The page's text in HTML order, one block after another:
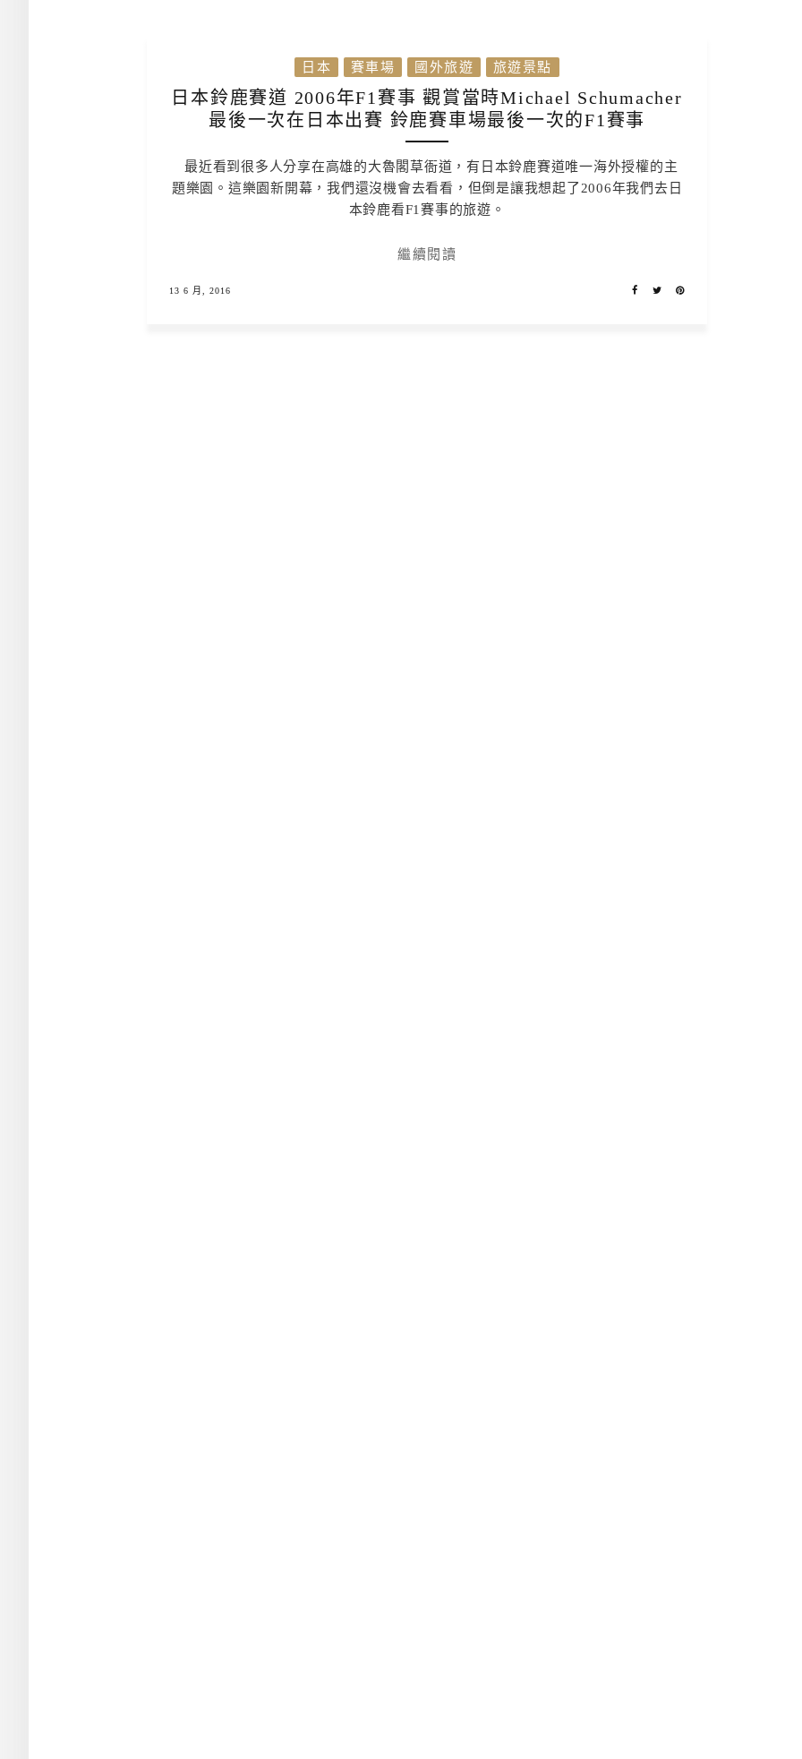
日本 賽車場 國外旅遊 旅遊景點
日本鈴鹿賽道 2006年F1賽事 觀賞當時Michael Schumacher
最後一次在日本出賽 鈴鹿賽車場最後一次的F1賽事
最近看到很多人分享在高雄的大魯閣草衙道，有日本鈴鹿賽道唯一海外授權的主
題樂園。這樂園新開幕，我們還沒機會去看看，但倒是讓我想起了2006年我們去日
本鈴鹿看F1賽事的旅遊。
繼續閱讀
13 6 月, 2016